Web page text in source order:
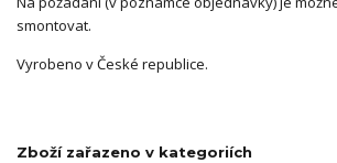
smontovat.
Vyrobeno v České republice.
Zboží zařazeno v kategoriích